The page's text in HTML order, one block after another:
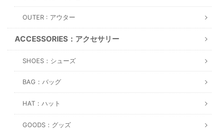
OUTER : アウター
ACCESSORIES：アクセサリー
SHOES：シューズ
BAG：バッグ
HAT：ハット
GOODS：グッズ